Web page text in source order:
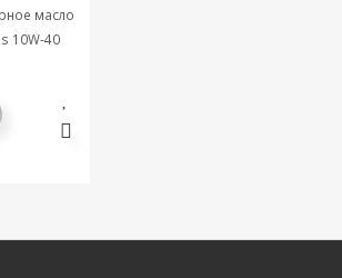
масло
10W-40